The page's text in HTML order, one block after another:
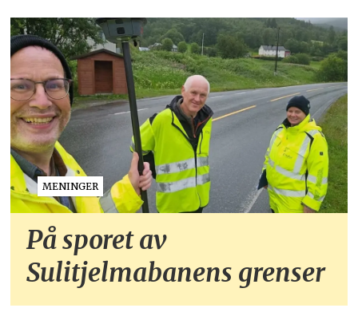
MENINGER
På sporet av
Sulitjelmabanens grenser